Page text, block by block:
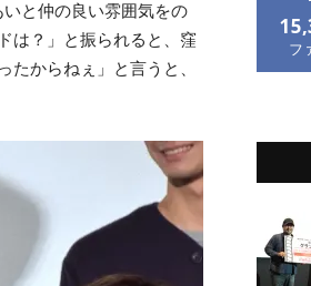
と仲の良い雰囲気をの
は？」と振られると、窪
からねぇ」と言うと、
フ